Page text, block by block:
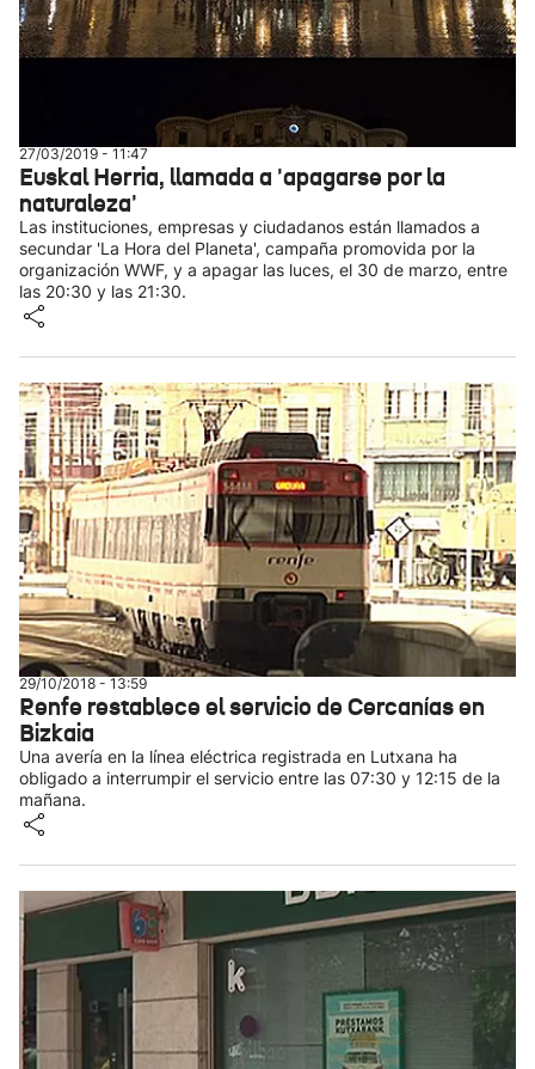
27/03/2019 - 11:47
Euskal Herria, llamada a 'apagarse por la
naturaleza'
Las instituciones, empresas y ciudadanos están llamados a
secundar 'La Hora del Planeta', campaña promovida por la
organización WWF, y a apagar las luces, el 30 de marzo, entre
las 20:30 y las 21:30.
29/10/2018 - 13:59
Renfe restablece el servicio de Cercanías en
Bizkaia
Una avería en la línea eléctrica registrada en Lutxana ha
obligado a interrumpir el servicio entre las 07:30 y 12:15 de la
mañana.